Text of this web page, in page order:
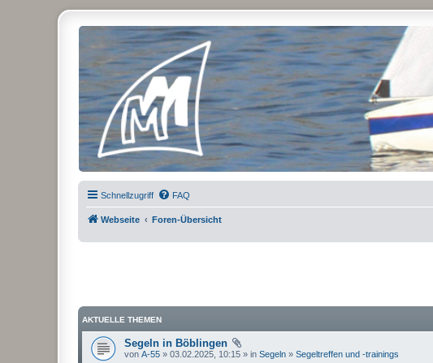
Micro Magic Forum Deutschland
Schnellzugriff FAQ
Webseite Foren-Übersicht
AKTUELLE THEMEN
Segeln in Böblingen
von A-55 » 03.02.2025, 10:15 » in Segeln » Segeltreffen und -trainings